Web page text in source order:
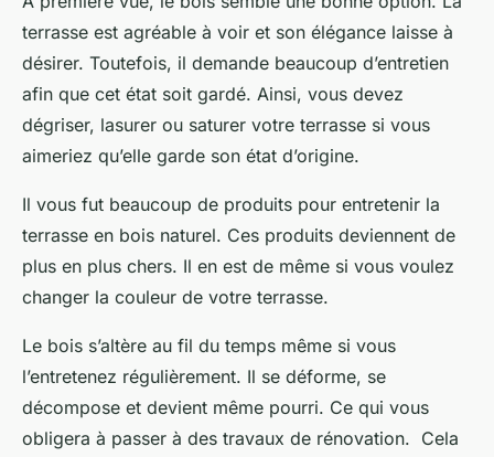
terrasse est agréable à voir et son élégance laisse à
désirer. Toutefois, il demande beaucoup d’entretien
afin que cet état soit gardé. Ainsi, vous devez
dégriser, lasurer ou saturer votre terrasse si vous
aimeriez qu’elle garde son état d’origine.
Il vous fut beaucoup de produits pour entretenir la
terrasse en bois naturel. Ces produits deviennent de
plus en plus chers. Il en est de même si vous voulez
changer la couleur de votre terrasse.
Le bois s’altère au fil du temps même si vous
l’entretenez régulièrement. Il se déforme, se
décompose et devient même pourri. Ce qui vous
obligera à passer à des travaux de rénovation. Cela